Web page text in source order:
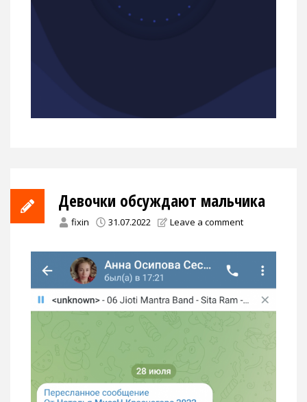
Девочки обсуждают мальчика
fixin 31.07.2022 Leave a comment